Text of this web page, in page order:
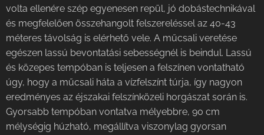
volta ellenére szép egyenesen repül, jó dobástechnikával
és megfelelően összehangolt felszereléssel az 40-43
méteres távolság is elérhető vele. A műcsali veretése
egészen lassú bevontatási sebességnél is beindul. Lassú
és közepes tempóban is teljesen a felszínen vontatható
úgy, hogy a műcsali háta a vízfelszínt túrja, így nagyon
eredményes az éjszakai felszínközeli horgászat során is.
Gyorsabb tempóban vontatva mélyebbre, 90 cm
mélységig húzható, megállítva viszonylag gyorsan